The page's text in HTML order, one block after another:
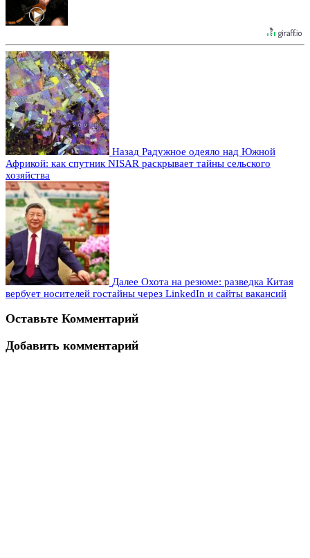
Назад Радужное одеяло над Южной
Африкой: как спутник NISAR раскрывает тайны сельского
хозяйства
Далее Охота на резюме: разведка Китая
вербует носителей гостайны через LinkedIn и сайты вакансий
Оставьте Комментарий
Добавить комментарий